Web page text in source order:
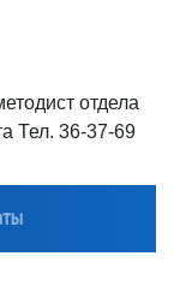
отдела
Тел. 36-37-69